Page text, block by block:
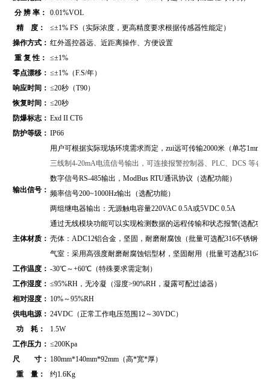
分 辨 率：
0.01%VOL
精 度：
≤±1% FS（实际浓度，更高精度要求根据传感器性能定）
操作方式： 红外遥控器远、近距离操作、方便设置
重 复 性：
≤±1%
零点漂移： ≤±1%（F.S/年）
响应时间： ≤20秒（T90）
恢复时间： ≤20秒
防爆标志： Exd II CT6
防护等级： IP66
输出信号：
用户可根据实际现场环境需求而定，zui远可传输2000米（单芯1mm2
三线制4-20mA电流信号输出，可连接报警控制器、PLC、DCS 等各
数字信号RS-485输出， ModBus RTU通讯协议 （选配功能）
频率信号200~1000Hz输出（选配功能）
两组继电器输出：无源触电容量220VAC 0.5A或5VDC 0.5A
通过无线模块功能可以实现检测数据的远程传输和状态报警(选配功
主体材质： 壳体：ADC12铝合金，坚固，耐磨耐腐蚀（批量可选配316不锈钢壳
气室：采用高强度耐磨耐腐蚀铝型材，坚固耐用（批量可选配316不
工作温度： -30℃～+60℃（特殊要求需定制）
工作湿度： ≤95%RH，无冷凝（湿度>90%RH，凝露可配过滤器）
相对湿度： 10%～95%RH
供电电源： 24VDC（正常工作电压范围12～30VDC）
功 耗：
1.5W
工作压力： ≤200Kpa
尺 寸： 180mm*140mm*92mm（高*宽*厚）
重 量：
约1.6Kg